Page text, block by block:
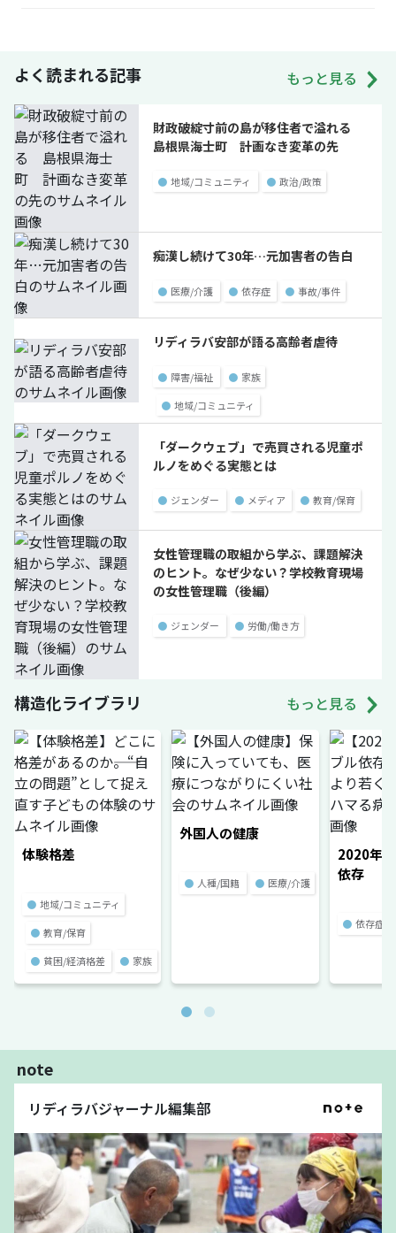
よく読まれる記事 もっと見る
財政破綻寸前の島が移住者で溢れる
島根県海士町 計画なき変革の先
● 地域/コミュニティ ● 政治/政策
痴漢し続けて30年…元加害者の告白
● 医療/介護 ● 依存症 ● 事故/事件
リディラバ安部が語る高齢者虐待
● 障害/福祉 ● 家族
● 地域/コミュニティ
「ダークウェブ」で売買される児童ポ
ルノをめぐる実態とは
● ジェンダー ● メディア ● 教育/保育
女性管理職の取組から学ぶ、課題解決
のヒント。なぜ少ない？学校教育現場
の女性管理職（後編）
● ジェンダー ● 労働/働き方
構造化ライブラリ もっと見る
体験格差
● 地域/コミュニティ
● 教育/保育
● 貧困/経済格差 ● 家族
外国人の健康
● 人種/国籍 ● 医療/介護
2020年
依存
● 依存症
note
リディラバジャーナル編集部